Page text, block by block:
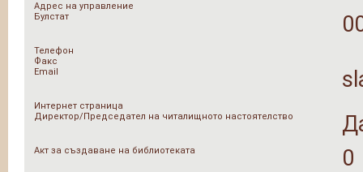
Адрес на управление
Булстат
Телефон
Факс
Email
Интернет страница
Директор/Председател на читалищното настоятелство
Акт за създаване на библиотеката 0